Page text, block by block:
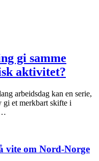
gi samme
aktivitet?
arbeidsdag kan en serie,
et merkbart skifte i
vite om Nord-Norge